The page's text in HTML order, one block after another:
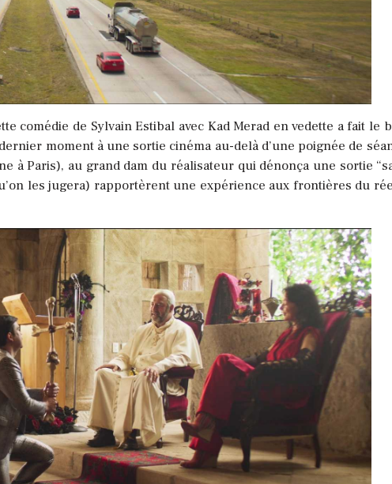
comédie de Sylvain Estibal avec Kad Merad en vedette a fait le
moment à une sortie cinéma au-delà d’une poignée de
à Paris), au grand dam du réalisateur qui dénonça une sortie
les jugera) rapportèrent une expérience aux frontières du